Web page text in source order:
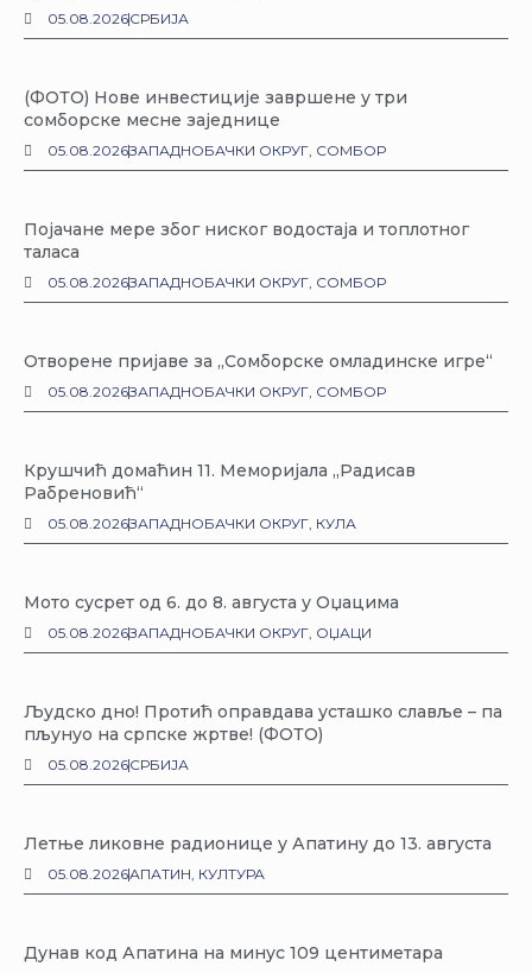
05.08.2026СРБИЈА
(ФОТО) Нове инвестиције завршене у три
сомборске месне заједнице
05.08.2026ЗАПАДНОБАЧКИ ОКРУГ, СОМБОР
Појачане мере због ниског водостаја и топлотног
таласа
05.08.2026ЗАПАДНОБАЧКИ ОКРУГ, СОМБОР
Отворене пријаве за „Сомборске омладинске игре“
05.08.2026ЗАПАДНОБАЧКИ ОКРУГ, СОМБОР
Крушчић домаћин 11. Меморијала „Радисав
Рабреновић“
05.08.2026ЗАПАДНОБАЧКИ ОКРУГ, КУЛА
Мото сусрет од 6. до 8. августа у Оџацима
05.08.2026ЗАПАДНОБАЧКИ ОКРУГ, ОЏАЦИ
Људско дно! Протић оправдава усташко славље – па
пљунуо на српске жртве! (ФОТО)
05.08.2026СРБИЈА
Летње ликовне радионице у Апатину до 13. августа
05.08.2026АПАТИН, КУЛТУРА
Дунав код Апатина на минус 109 центиметара